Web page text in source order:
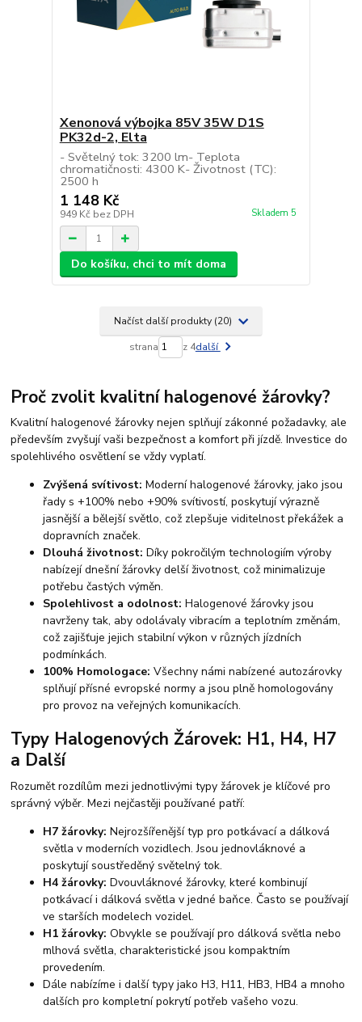
Xenonová výbojka 85V 35W D1S
PK32d-2, Elta
- Světelný tok: 3200 lm- Teplota
chromatičnosti: 4300 K- Životnost (TC):
2500 h
1 148 Kč
949 Kč bez DPH Skladem 5
Do košíku, chci to mít doma
Načíst další produkty (20)
strana z 4další
Proč zvolit kvalitní halogenové žárovky?
Kvalitní halogenové žárovky nejen splňují zákonné požadavky, ale
především zvyšují vaši bezpečnost a komfort při jízdě. Investice do
spolehlivého osvětlení se vždy vyplatí.
Zvýšená svítivost: Moderní halogenové žárovky, jako jsou
řady s +100% nebo +90% svítivostí, poskytují výrazně
jasnější a bělejší světlo, což zlepšuje viditelnost překážek a
dopravních značek.
Dlouhá životnost: Díky pokročilým technologiím výroby
nabízejí dnešní žárovky delší životnost, což minimalizuje
potřebu častých výměn.
Spolehlivost a odolnost: Halogenové žárovky jsou
navrženy tak, aby odolávaly vibracím a teplotním změnám,
což zajišťuje jejich stabilní výkon v různých jízdních
podmínkách.
100% Homologace: Všechny námi nabízené autozárovky
splňují přísné evropské normy a jsou plně homologovány
pro provoz na veřejných komunikacích.
Typy Halogenových Žárovek: H1, H4, H7
a Další
Rozumět rozdílům mezi jednotlivými typy žárovek je klíčové pro
správný výběr. Mezi nejčastěji používané patří:
H7 žárovky: Nejrozšířenější typ pro potkávací a dálková
světla v moderních vozidlech. Jsou jednovláknové a
poskytují soustředěný světelný tok.
H4 žárovky: Dvouvláknové žárovky, které kombinují
potkávací i dálková světla v jedné baňce. Často se používají
ve starších modelech vozidel.
H1 žárovky: Obvykle se používají pro dálková světla nebo
mlhová světla, charakteristické jsou kompaktním
provedením.
Dále nabízíme i další typy jako H3, H11, HB3, HB4 a mnoho
dalších pro kompletní pokrytí potřeb vašeho vozu.